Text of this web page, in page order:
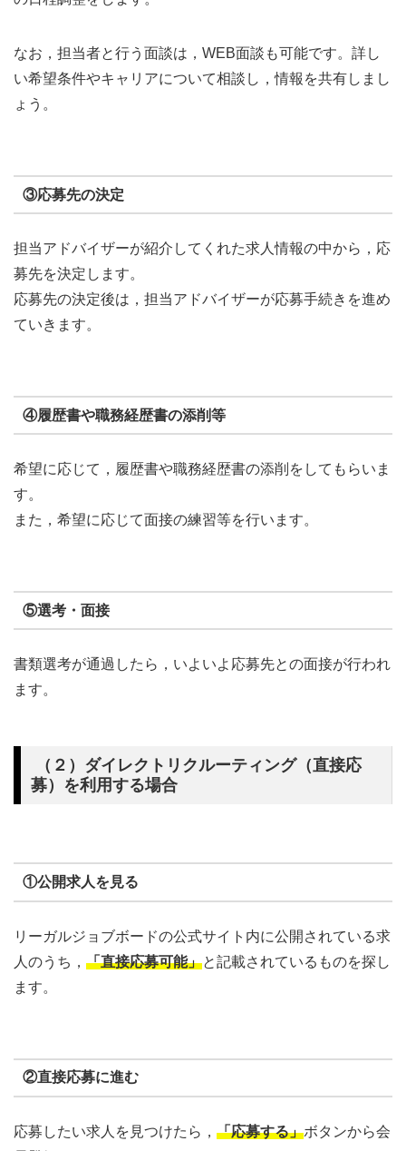
なお，担当者と行う面談は，WEB面談も可能です。詳し
い希望条件やキャリアについて相談し，情報を共有しまし
ょう。
③応募先の決定
担当アドバイザーが紹介してくれた求人情報の中から，応
募先を決定します。
応募先の決定後は，担当アドバイザーが応募手続きを進め
ていきます。
④履歴書や職務経歴書の添削等
希望に応じて，履歴書や職務経歴書の添削をしてもらいま
す。
また，希望に応じて面接の練習等を行います。
⑤選考・面接
書類選考が通過したら，いよいよ応募先との面接が行われ
ます。
（２）ダイレクトリクルーティング（直接応
募）を利用する場合
①公開求人を見る
リーガルジョブボードの公式サイト内に公開されている求
人のうち， 「直接応募可能」と記載されているものを探し
ます。
②直接応募に進む
応募したい求人を見つけたら， 「応募する」ボタンから会